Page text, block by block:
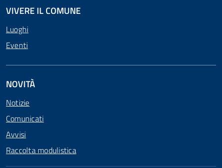
VIVERE IL COMUNE
Luoghi
Eventi
NOVITÀ
Notizie
Comunicati
Avvisi
Raccolta modulistica